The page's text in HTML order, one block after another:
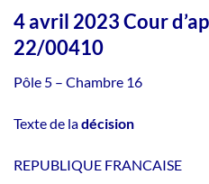
4 avril 2023 Cour
22/00410
Pôle 5 – Chambre 16
Texte de ladécision
REPUBLIQUE FRANCAISE